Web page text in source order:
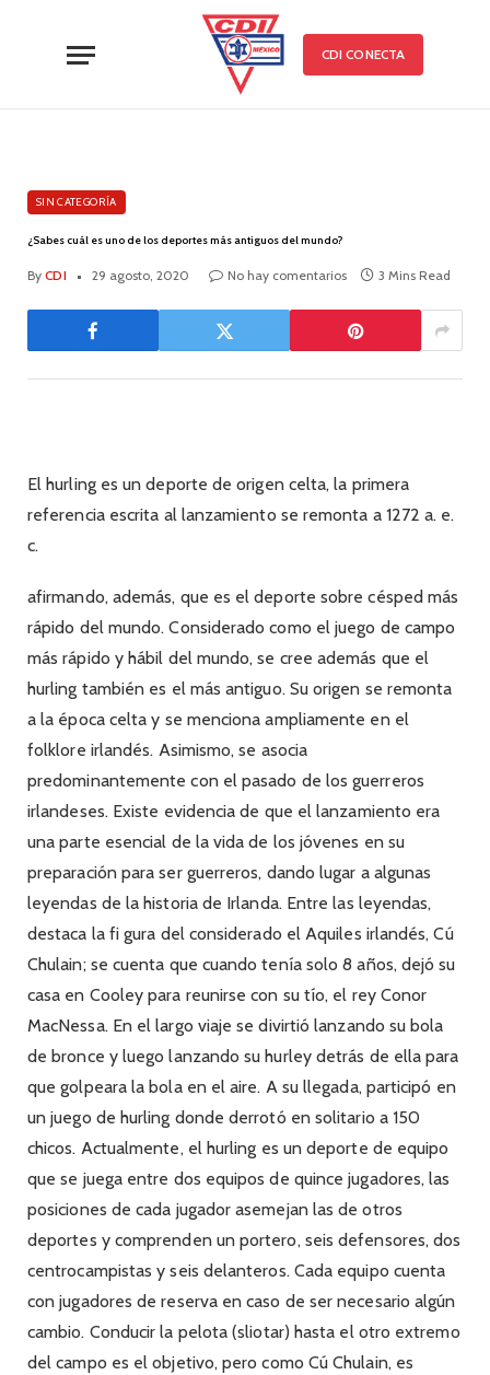
CDI CONECTA
SIN CATEGORÍA
¿Sabes cuál es uno de los deportes más antiguos del mundo?
By CDI 29 agosto, 2020 No hay comentarios 3 Mins Read
El hurling es un deporte de origen celta, la primera
referencia escrita al lanzamiento se remonta a 1272 a. e.
c.
afirmando, además, que es el deporte sobre césped más
rápido del mundo. Considerado como el juego de campo
más rápido y hábil del mundo, se cree además que el
hurling también es el más antiguo. Su origen se remonta
a la época celta y se menciona ampliamente en el
folklore irlandés. Asimismo, se asocia
predominantemente con el pasado de los guerreros
irlandeses. Existe evidencia de que el lanzamiento era
una parte esencial de la vida de los jóvenes en su
preparación para ser guerreros, dando lugar a algunas
leyendas de la historia de Irlanda. Entre las leyendas,
destaca la fi gura del considerado el Aquiles irlandés, Cú
Chulain; se cuenta que cuando tenía solo 8 años, dejó su
casa en Cooley para reunirse con su tío, el rey Conor
MacNessa. En el largo viaje se divirtió lanzando su bola
de bronce y luego lanzando su hurley detrás de ella para
que golpeara la bola en el aire. A su llegada, participó en
un juego de hurling donde derrotó en solitario a 150
chicos. Actualmente, el hurling es un deporte de equipo
que se juega entre dos equipos de quince jugadores, las
posiciones de cada jugador asemejan las de otros
deportes y comprenden un portero, seis defensores, dos
centrocampistas y seis delanteros. Cada equipo cuenta
con jugadores de reserva en caso de ser necesario algún
cambio. Conducir la pelota (sliotar) hasta el otro extremo
del campo es el objetivo, pero como Cú Chulain, es